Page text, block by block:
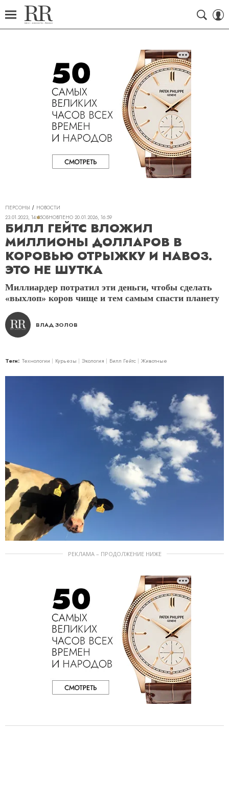
ПЕРСОНЫ
НОВОСТИ
23.01.2023, 14:35ОБНОВЛЕНО 20.01.2026, 16:59
БИЛЛ ГЕЙТС ВЛОЖИЛ
МИЛЛИОНЫ ДОЛЛАРОВ В
КОРОВЬЮ ОТРЫЖКУ И НАВОЗ.
ЭТО НЕ ШУТКА
Миллиардер потратил эти деньги, чтобы сделать
«выхлоп» коров чище и тем самым спасти планету
ВЛАД ЗОЛОВ
Теги: Технологии Курьезы Экология Билл Гейтс Животные
РЕКЛАМА – ПРОДОЛЖЕНИЕ НИЖЕ